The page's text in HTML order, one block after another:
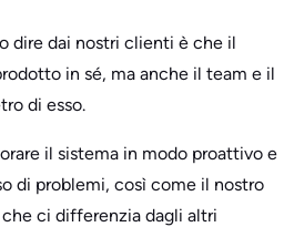
dire dai nostri clienti è che il
in sé, ma anche il team e il
di esso.
il sistema in modo proattivo e
di problemi, così come il nostro
ci differenzia dagli altri